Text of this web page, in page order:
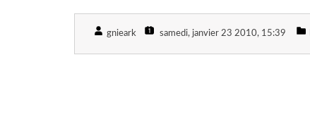
gnieark samedi, janvier 23 2010, 15:39